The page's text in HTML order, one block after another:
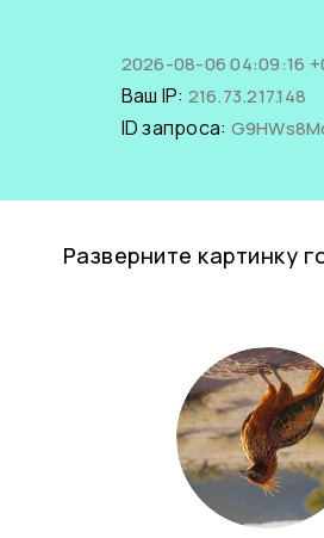
2026-08-06 04:09:16
Ваш IP: 216.73.217.148
ID запроса:
Разверните картинку